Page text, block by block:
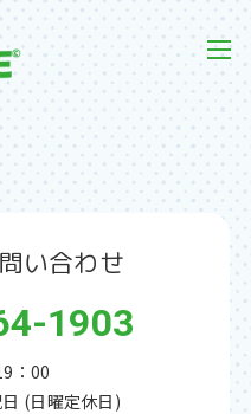
い合わせ
1903
：00
(日曜定休日)